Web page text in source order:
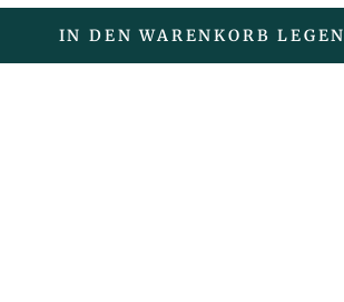
IN DEN WARENKORB LEGEN